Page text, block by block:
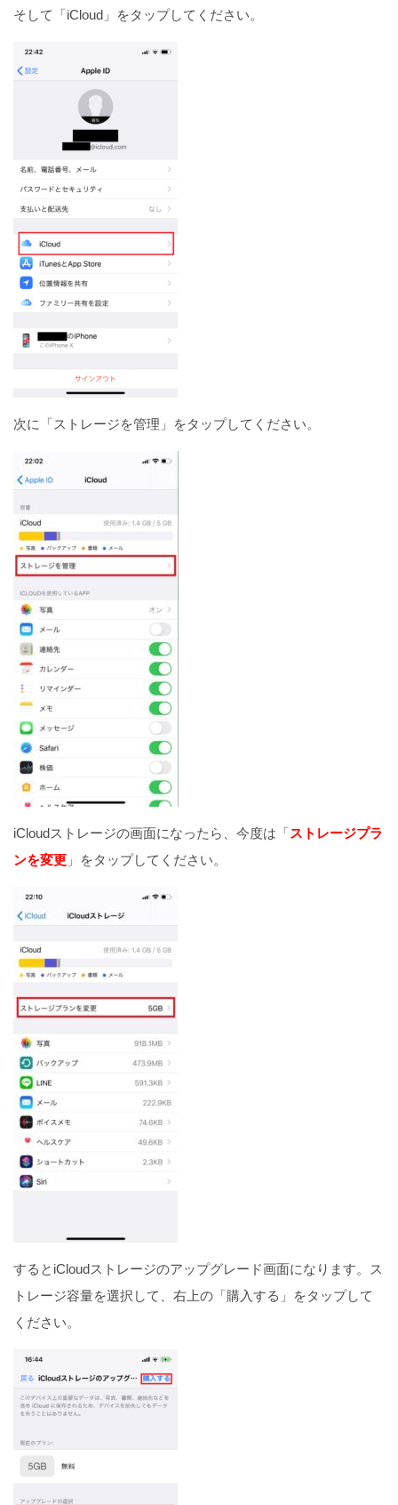
そして「iCloud」をタップしてください。
次に「ストレージを管理」をタップしてください。
iCloudストレージの画面になったら、今度は「ストレージプラ
ンを変更 」をタップしてください。
するとiCloudストレージのアップグレード画面になります。ス
トレージ容量を選択して、右上の「購入する」をタップして
ください。